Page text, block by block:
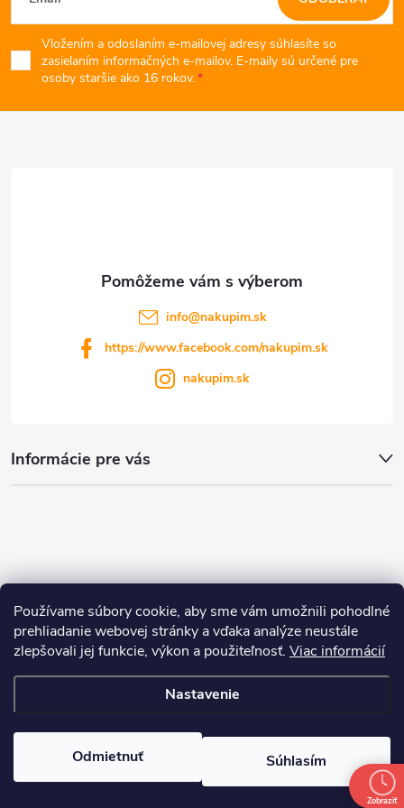
Používame súbory cookie, aby sme vám umožnili pohodlné
prehliadanie webovej stránky a vďaka analýze neustále
zlepšovali jej funkcie, výkon a použiteľnosť. Viac informácií
Nastavenie
Odmietnuť Súhlasím
y
v
á
p
ä
Vložením a odoslaním e-mailovej adresy súhlasíte so
zasielaním informačných e-mailov. E-maily sú určené pre
osoby staršie ako 16 rokov.
Informácie pre vás
info@nakupim.sk
https://www.facebook.com/nakupim.sk
nakupim.sk
Copyright 2026
cookies
Zobraziť